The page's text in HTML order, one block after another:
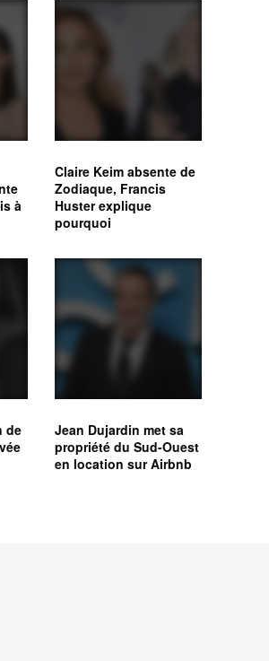
à
Claire Keim absente de
Zodiaque, Francis
Huster explique
pourquoi
de
Jean Dujardin met sa
propriété du Sud-Ouest
en location sur Airbnb